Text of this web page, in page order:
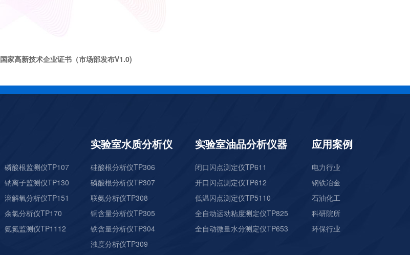
国家高新技术企业证书（市场部发布V1.0)
磷酸根监测仪TP107
钠离子监测仪TP130
溶解氧分析仪TP151
余氯分析仪TP170
氨氮监测仪TP1112
实验室水质分析仪
硅酸根分析仪TP306
磷酸根分析仪TP307
联氨分析仪TP308
铜含量分析仪TP305
铁含量分析仪TP304
浊度分析仪TP309
实验室油品分析仪器
闭口闪点测定仪TP611
开口闪点测定仪TP612
低温闪点测定仪TP5110
全自动运动粘度测定仪TP825
全自动微量水分测定仪TP653
应用案例
电力行业
钢铁冶金
石油化工
科研院所
环保行业